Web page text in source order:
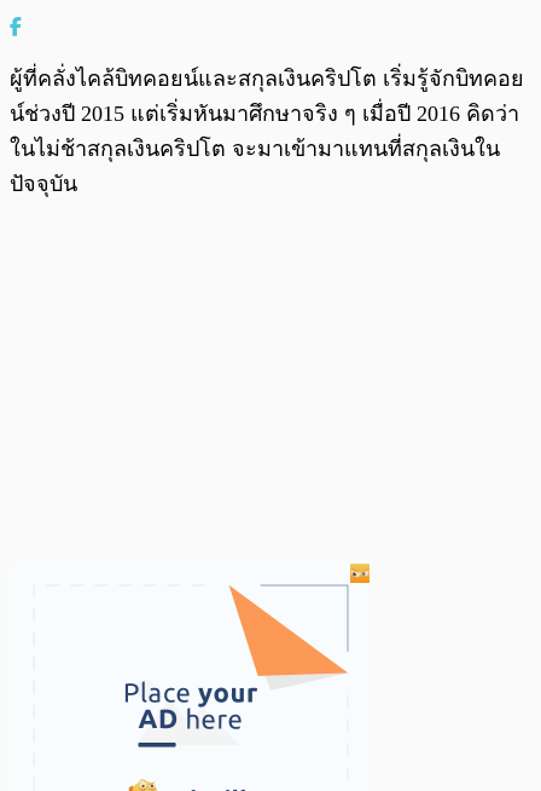
ผู้ที่คลั่งไคล้บิทคอยน์และสกุลเงินคริปโต เริ่มรู้จักบิทคอย
น์ช่วงปี 2015 แต่เริ่มหันมาศึกษาจริง ๆ เมื่อปี 2016 คิดว่า
ในไม่ช้าสกุลเงินคริปโต จะมาเข้ามาแทนที่สกุลเงินใน
ปัจจุบัน